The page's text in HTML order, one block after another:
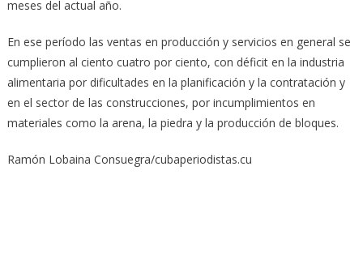
meses del actual año.
En ese período las ventas en producción y servicios en general se
cumplieron al ciento cuatro por ciento, con déficit en la industria
alimentaria por dificultades en la planificación y la contratación y
en el sector de las construcciones, por incumplimientos en
materiales como la arena, la piedra y la producción de bloques.
Ramón Lobaina Consuegra/cubaperiodistas.cu